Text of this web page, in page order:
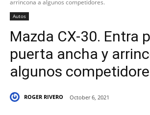
arrincona a algunos competidores.
Autos
Mazda CX-30. Entra
puerta ancha y
algunos
ROGER RIVERO October 6, 2021